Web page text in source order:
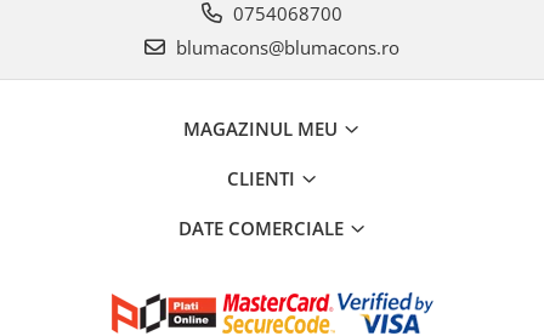
0754068700
blumacons@blumacons.ro
MAGAZINUL MEU
CLIENTI
DATE COMERCIALE